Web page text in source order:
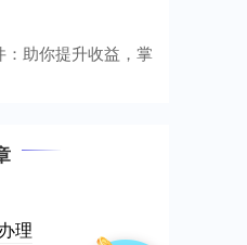
助你提升收益，掌
理